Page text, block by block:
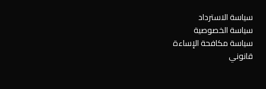
سياسة الاسترداد
سياسة الخصوصية
سياسة مكافحة الإساءة
قانوني